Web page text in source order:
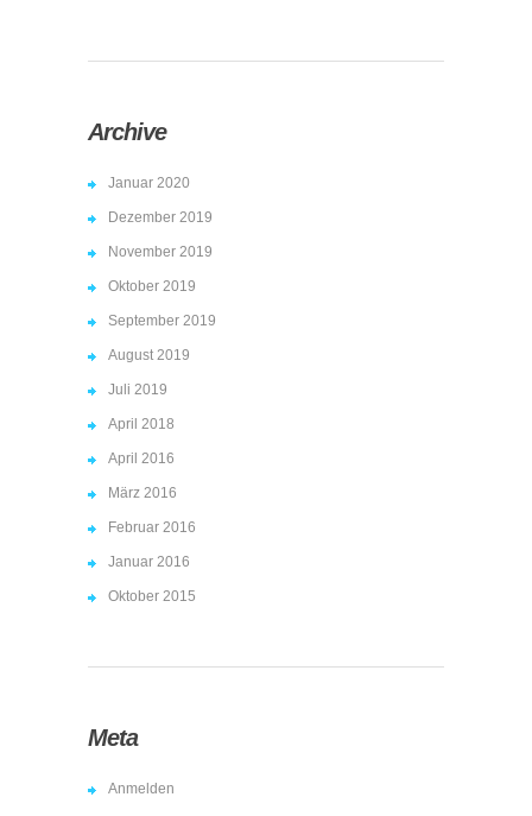
Archive
Januar 2020
Dezember 2019
November 2019
Oktober 2019
September 2019
August 2019
Juli 2019
April 2018
April 2016
März 2016
Februar 2016
Januar 2016
Oktober 2015
Meta
Anmelden